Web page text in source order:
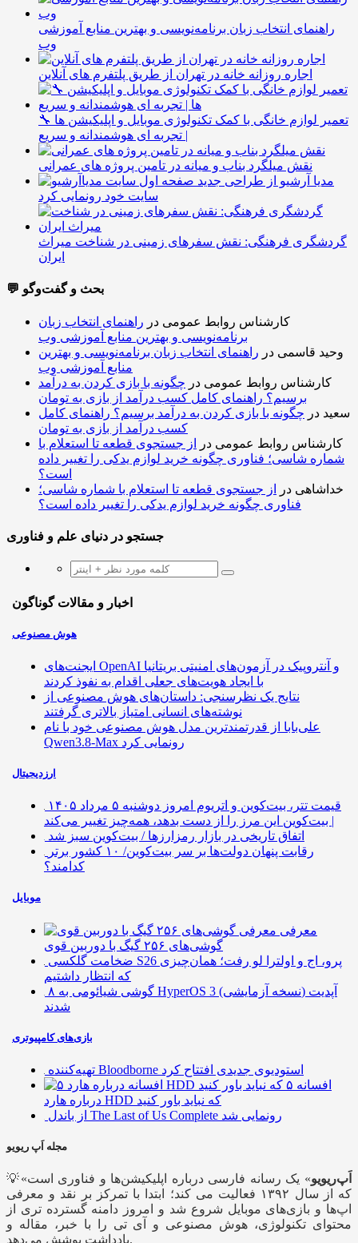
راهنمای انتخاب زبان برنامه‌نویسی و بهترین منابع آموزشی
وب
اجاره روزانه خانه در تهران از طریق پلتفرم های آنلاین
🔧 تعمیر لوازم خانگی با کمک تکنولوژی موبایل و اپلیکیشن ها
| تجربه ای هوشمندانه و سریع
نقش میلگرد بناب و میانه در تامین پروژه های عمرانی
مدیا آرشیو از طراحی جدید
سایت خود رونمایی کرد
گردشگری فرهنگی: نقش سفرهای زمینی در شناخت میراث
ایران
💬 بحث و گفت‌وگو
کارشناس روابط عمومی در راهنمای انتخاب زبان
برنامه‌نویسی و بهترین منابع آموزشی وب
وحید قاسمی در راهنمای انتخاب زبان برنامه‌نویسی و بهترین
منابع آموزشی وب
کارشناس روابط عمومی در چگونه با بازی کردن به درآمد
برسیم؟ راهنمای کامل کسب درآمد از بازی به تومان
سعید در چگونه با بازی کردن به درآمد برسیم؟ راهنمای کامل
کسب درآمد از بازی به تومان
کارشناس روابط عمومی در
از جستجوی قطعه تا استعلام با
شماره شاسی؛ فناوری چگونه خرید لوازم یدکی را تغییر داده
است؟
خداشاهی در
از جستجوی قطعه تا استعلام با شماره شاسی؛
فناوری چگونه خرید لوازم یدکی را تغییر داده است؟
جستجو در دنیای علم و فناوری
اخبار و مقالات گوناگون
هوش مصنوعی
ایجنت‌های OpenAI و آنتروپیک در آزمون‌های امنیتی بریتانیا
با ایجاد هویت‌های جعلی اقدام به نفوذ کردند
نتایج یک نظرسنجی: داستان‌های هوش مصنوعی از
نوشته‌های انسانی امتیاز بالاتری گرفتند
علی‌بابا از قدرتمندترین مدل هوش مصنوعی خود با نام
Qwen3.8-Max رونمایی کرد
ارزدیجیتال
قیمت تتر، بیت‌کوین و اتریوم امروز دوشنبه ۵ مرداد ۱۴۰۵
| بیت‌کوین این مرز را از دست بدهد، همه‌چیز تغییر می‌کند
اتفاق تاریخی در بازار رمزارزها / بیت‌کوین سبز شد
رقابت پنهان دولت‌ها بر سر بیت‌کوین/ ۱۰ کشور برتر
کدامند؟
موبایل
معرفی
گوشی‌های ۲۵۶ گیگ با دوربین قوی
ضخامت گلکسی S26 پرو، اج و اولترا لو رفت؛ همان‌چیزی
که انتظار داشتیم
۸ گوشی شیائومی به HyperOS 3 (نسخه آزمایشی) آپدیت
شدند
بازی‌های کامپیوتری
تهیه‌کننده Bloodborne استودیوی جدیدی افتتاح کرد
۵ افسانه
درباره هارد HDD که نباید باور کنید
از باندل The Last of Us Complete رونمایی شد
مجله اَپ ریویو
💡« اَپ‌ریویو» یک رسانه فارسی درباره اپلیکیشن‌ها و فناوری است
که از سال ۱۳۹۲ فعالیت می کند؛ ابتدا با تمرکز بر نقد و معرفی
اپ‌ها و بازی‌های موبایل شروع شد و امروز دامنه گسترده تری از
محتوای تکنولوژی، هوش مصنوعی و آی تی را با خبر، مقاله و
یادداشت پوشش می‌دهد.